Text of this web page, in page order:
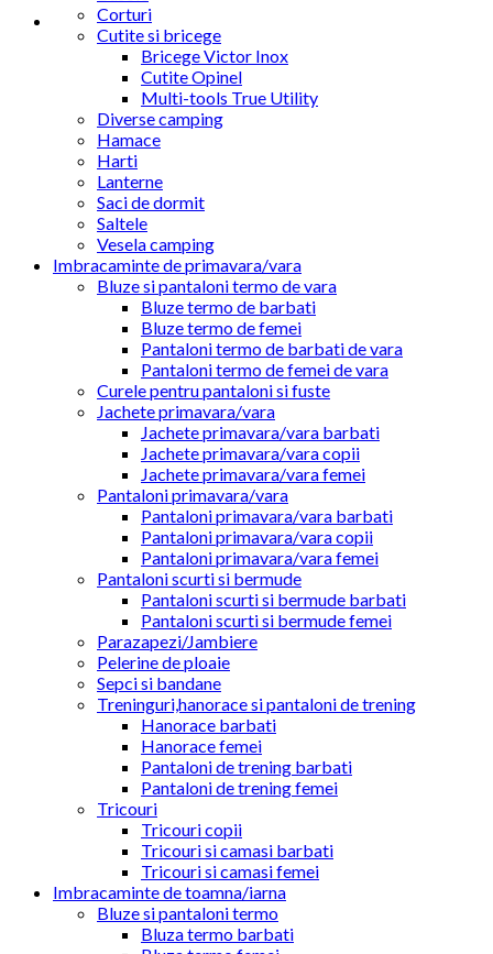
Corturi
Cutite si bricege
Bricege Victor Inox
Cutite Opinel
Multi-tools True Utility
Diverse camping
Hamace
Harti
Lanterne
Saci de dormit
Saltele
Vesela camping
Imbracaminte de primavara/vara
Bluze si pantaloni termo de vara
Bluze termo de barbati
Bluze termo de femei
Pantaloni termo de barbati de vara
Pantaloni termo de femei de vara
Curele pentru pantaloni si fuste
Jachete primavara/vara
Jachete primavara/vara barbati
Jachete primavara/vara copii
Jachete primavara/vara femei
Pantaloni primavara/vara
Pantaloni primavara/vara barbati
Pantaloni primavara/vara copii
Pantaloni primavara/vara femei
Pantaloni scurti si bermude
Pantaloni scurti si bermude barbati
Pantaloni scurti si bermude femei
Parazapezi/Jambiere
Pelerine de ploaie
Sepci si bandane
Treninguri,hanorace si pantaloni de trening
Hanorace barbati
Hanorace femei
Pantaloni de trening barbati
Pantaloni de trening femei
Tricouri
Tricouri copii
Tricouri si camasi barbati
Tricouri si camasi femei
Imbracaminte de toamna/iarna
Bluze si pantaloni termo
Bluza termo barbati